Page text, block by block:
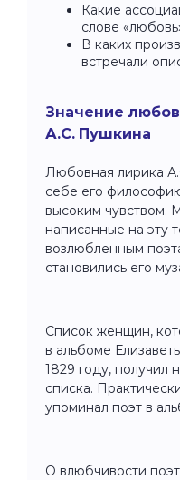
Какие
слове
В каких
встречали
Значение
А.С. Пушкина
Любовная лирика
себе его
высоким чувством.
написанные на эту
возлюбленным
становились его
Список женщин,
в альбоме
1829 году, получил
списка.
упоминал поэт в
О влюбчивости